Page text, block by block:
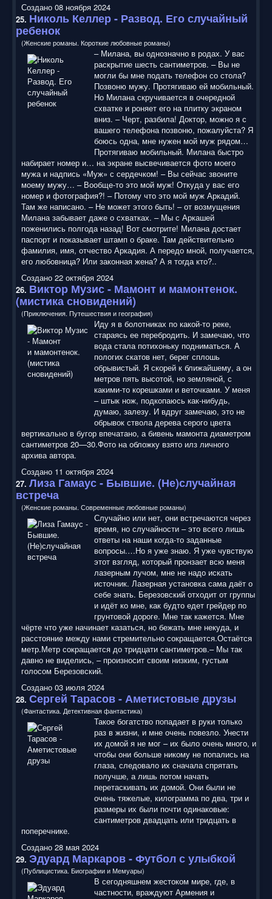
Создано 08 ноября 2024
25. Николь Келлер - Развод. Его случайный
ребенок
(Женские романы. Короткие любовные романы)
– Милана, вы однозначно в родах. У вас
раскрытие шесть сантиметров. – Вы не
могли бы мне подать телефон со стола?
Позвоню мужу. Протягиваю ей мобильный.
Но Милана скручивается в очередной
схватке и роняет его на плитку экраном
вниз. – Черт, разбила! Доктор, можно я с
вашего телефона позвоню, пожалуйста? Я
боюсь одна, мне нужен мой муж рядом…
Протягиваю мобильный. Милана быстро
набирает номер и… на экране высвечивается фото моего
мужа и надпись «Муж» с сердечком! – Вы сейчас звоните
моему мужу… – Вообще-то это мой муж! Откуда у вас его
номер и фотография?! – Потому что это мой муж Аркадий.
Там же написано. – Не может этого быть! – от возмущения
Милана забывает даже о схватках. – Мы с Аркашей
поженились полгода назад! Вот смотрите! Милана достает
паспорт и показывает штамп о браке. Там действительно
фамилия, имя, отчество Аркадия. А передо мной, получается,
его любовница? Или законная жена? А я тогда кто?..
Создано 22 октября 2024
26. Виктор Музис - Мамонт и мамонтенок.
(мистика сновидений)
(Приключения. Путешествия и география)
Иду я в болотниках по какой-то реке,
стараясь ее перебродить. И замечаю, что
вода стала потихоньку подниматься. А
пологих скатов нет, берег сплошь
обрывистый. Я скорей к ближайшему, а он
метров пять высотой, но земляной, с
какими-то корешками и веточками. У меня
– штык нож, подкопаюсь как-нибудь,
думаю, залезу. И вдруг замечаю, это не
обрывок ствола дерева серого цвета
вертикально в бугор впечатано, а бивень мамонта диаметром
сантиметров 20—30.Фото на обложку взято илз личного
архива автора.
Создано 11 октября 2024
27. Лиза Гамаус - Бывшие. (Не)случайная
встреча
(Женские романы. Современные любовные романы)
Случайно или нет, они встречаются через
время, но случайности – это всего лишь
ответы на наши когда-то заданные
вопросы.…Но я уже знаю. Я уже чувствую
этот взгляд, который пронзает всю меня
лазерным лучом, мне не надо искать
источник. Лазерная установка сама даёт о
себе знать. Березовский отходит от группы
и идёт ко мне, как будто едет грейдер по
грунтовой дороге. Мне так кажется. Мне
чёрте что уже начинает казаться, но бежать мне некуда, и
расстояние между нами стремительно сокращается.Остаётся
метр.Метр сокращается до тридцати сантиметров.– Мы так
давно не виделись, – произносит своим низким, густым
голосом Березовский.
Создано 03 июля 2024
28. Сергей Тарасов - Аметистовые друзы
(Фантастика. Детективная фантастика)
Такое богатство попадает в руки только
раз в жизни, и мне очень повезло. Унести
их домой я не мог – их было очень много, и
чтобы они больше никому не попались на
глаза, следовало их сначала спрятать
получше, а лишь потом начать
перетаскивать их домой. Они были не
очень тяжелые, килограмма по два, три и
размеры их были почти одинаковые:
сантиметров двадцать или тридцать в
поперечнике.
Создано 28 мая 2024
29. Эдуард Маркаров - Футбол с улыбкой
(Публицистика. Биографии и Мемуары)
В сегодняшнем жестоком мире, где, в
частности, враждуют Армения и